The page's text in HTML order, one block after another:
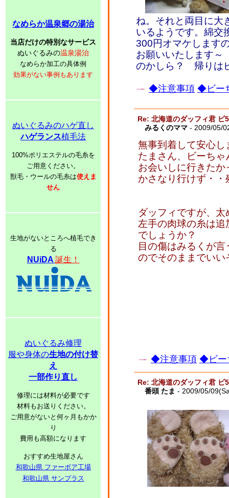
なめらか温泉郷の湯治
当店だけの特別なサービス
ぬいぐるみの温泉湯治
なめらか加工の具体例
効果がない事例もあります
ぬいぐるみのハゲ直し
ハゲランス植毛法
100%ポリエステルの毛糸を
ご用意ください。
獣毛・ウールの毛糸は使えま
せん
生地がないところへ植毛でき
る
NUiDA 誕生！
ぬいぐるみ修理
服や身体の生地の付け替
え
一部作り直し
修理には材料が必要です
材料もお送りください。
ご用意がないと何ヶ月もかか
り
費用も高額になります
おすすめ生地屋さん
和歌山県 ファーボア工場
和歌山県 サンプラス
ね。それと両目に大
いるようです。綿交
300円オマケします
お願いいたします
のかしら？ 帰りは
◆注意事項 ◆ビー
Re: 北海道のダッフィ君 ビ
みるくのママ - 2009/05/
無事到着して安心し
たまさん、ビーち
お会いしに行きた
かさなり行けず・・
ダッフィですが、
左手の肉球の糸は
でしょうか？
目の傷はみるくが
のでそのままでいい
◆注意事項 ◆ビー
Re: 北海道のダッフィ君 ビ
番頭 たま - 2009/05/